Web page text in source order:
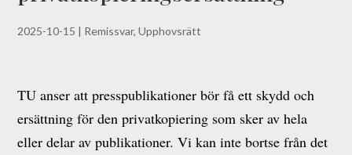
2025-10-15 | Remissvar,Upphovsrätt
TU anser att presspublikationer bör få ett skydd och
ersättning för den privatkopiering som sker av hela
eller delar av publikationer. Vi kan inte bortse från det